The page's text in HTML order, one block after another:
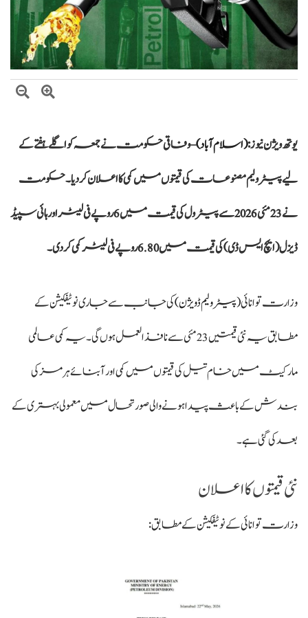
وزیراعظم شہباز شریف کا وفاقی وزارتوں اور ڈویژنز کی کارکردگی کا جامع جائزہ لینے کا
فیصلہ
بلاول بھٹو کا آزاد کشمیر انتخابات پر دھاندلی کا الزام، ن لیگ پر سخت تنقید
یوتھ ویژن نیوز :(اسلام آباد)– وفاقی حکومت نے جمعہ کو اگلے ہفتے کے
لیے پیٹرولیم مصنوعات کی قیمتوں میں کمی کا اعلان کر دیا۔ حکومت
نے 23 مئی 2026 سے پیٹرول کی قیمت میں 6 روپے فی لیٹر اور ہائی سپیڈ
ڈیزل (ایچ ایس ڈی) کی قیمت میں 6.80 روپے فی لیٹر کمی کر دی۔
وزارت توانائی(پیٹرولیم ڈویژن)کی جانب سے جاری نوٹیفکیشن کے
مطابق یہ نئی قیمتیں 23 مئی سے نافذ العمل ہوں گی۔ یہ کمی عالمی
مارکیٹ میں خام تیل کی قیمتوں میں کمی اور آبنائے ہرمز کی
بندش کے باعث پیدا ہونے والی صورتحال میں معمولی بہتری کے
بعد کی گئی ہے۔
نئی قیمتوں کا اعلان
وزارت توانائی کے نوٹیفکیشن کے مطابق: